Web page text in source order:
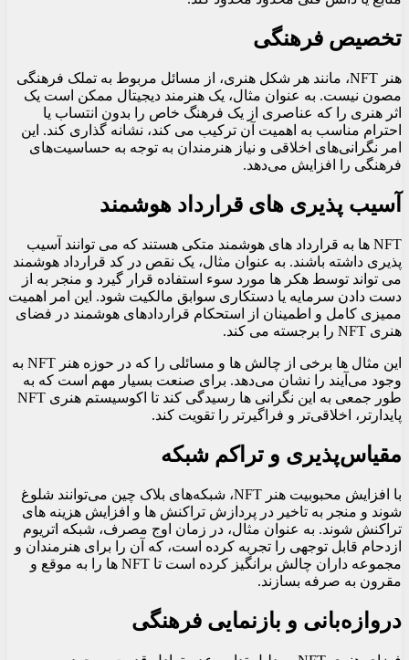
تخصیص فرهنگی
هنر NFT، مانند هر شکل هنری، از مسائل مربوط به تملک فرهنگی
مصون نیست. به عنوان مثال، یک هنرمند دیجیتال ممکن است یک
اثر هنری را که عناصری از یک فرهنگ خاص را بدون انتساب یا
احترام مناسب به اهمیت آن ترکیب می کند، نشانه گذاری کند. این
امر نگرانی‌های اخلاقی و نیاز هنرمندان به توجه به حساسیت‌های
فرهنگی را افزایش می‌دهد.
آسیب پذیری های قرارداد هوشمند
NFT ها به قرارداد های هوشمند متکی هستند که می توانند آسیب
پذیری داشته باشند. به عنوان مثال، یک نقص در کد قرارداد هوشمند
می تواند توسط هکر ها مورد سوء استفاده قرار گیرد و منجر به از
دست دادن سرمایه یا دستکاری سوابق مالکیت شود. این امر اهمیت
ممیزی کامل و اطمینان از استحکام قراردادهای هوشمند در فضای
هنری NFT را برجسته می کند.
این مثال‌ ها برخی از چالش‌ ها و مسائلی را که در حوزه هنر NFT به
وجود می‌آیند را نشان می‌دهد. برای صنعت بسیار مهم است که به
طور جمعی به این نگرانی‌ ها رسیدگی کند تا اکوسیستم هنری NFT
پایدارتر، اخلاقی‌تر و فراگیرتر را تقویت کند.
مقیاس‌پذیری و تراکم شبکه
با افزایش محبوبیت هنر NFT، شبکه‌های بلاک چین می‌توانند شلوغ
شوند و منجر به تاخیر در پردازش تراکنش‌ ها و افزایش هزینه‌ های
تراکنش شوند. به عنوان مثال، در زمان اوج مصرف، شبکه اتریوم
ازدحام قابل توجهی را تجربه کرده است، که آن را برای هنرمندان و
مجموعه داران چالش برانگیز کرده است تا NFT ها را به موقع و
مقرون به صرفه بسازند.
دروازه‌بانی و بازنمایی فرهنگی